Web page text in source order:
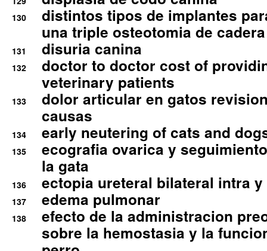
130
distintos tipos de implantes
una triple osteotomia de cadera
131 disuria canina
132
doctor to doctor cost of
veterinary patients
133
dolor articular en gatos
causas
134 early neutering of cats and
135
ecografia ovarica y
la gata
136 ectopia ureteral bilateral intra
137 edema pulmonar
138
efecto de la administracion
sobre la hemostasia y la